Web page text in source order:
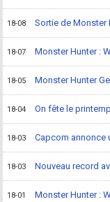
18-08 Sortie de Monster
18-07 Monster Hunter :
18-05 Monster Hunter
18-04 On fête le
18-03 Capcom annonce
18-03 Nouveau record
18-01 Monster Hunter :